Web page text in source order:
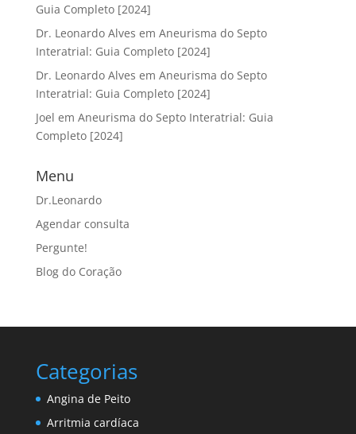
Guia Completo [2024]
Dr. Leonardo Alves em Aneurisma do Septo
Interatrial: Guia Completo [2024]
Dr. Leonardo Alves em Aneurisma do Septo
Interatrial: Guia Completo [2024]
Joel em Aneurisma do Septo Interatrial: Guia
Completo [2024]
Menu
Dr.Leonardo
Agendar consulta
Pergunte!
Blog do Coração
Categorias
Angina de Peito
Arritmia cardíaca